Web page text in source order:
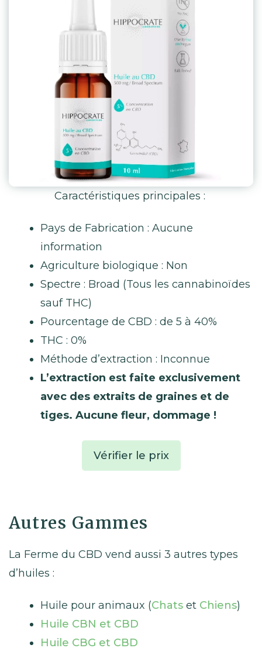
Caractéristiques principales :
Pays de Fabrication : Aucune
information
Agriculture biologique : Non
Spectre : Broad (Tous les cannabinoïdes
sauf THC)
Pourcentage de CBD : de 5 à 40%
THC : 0%
Méthode d’extraction : Inconnue
L’extraction est faite exclusivement
avec des extraits de graines et de
tiges. Aucune fleur, dommage !
Vérifier le prix
Autres Gammes
La Ferme du CBD vend aussi 3 autres types
d’huiles :
Huile pour animaux (Chats et Chiens)
Huile CBN et CBD
Huile CBG et CBD